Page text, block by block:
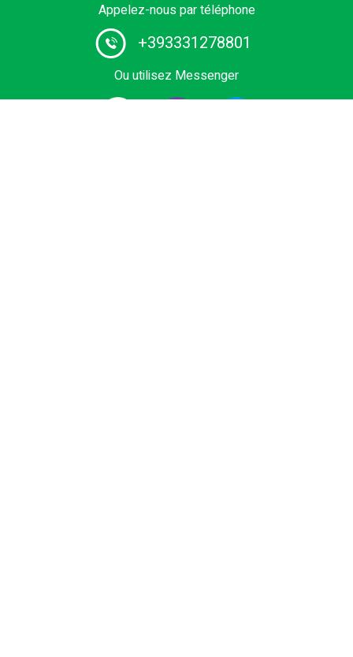
Appelez-nous par téléphone
+393331278801
Ou utilisez Messenger